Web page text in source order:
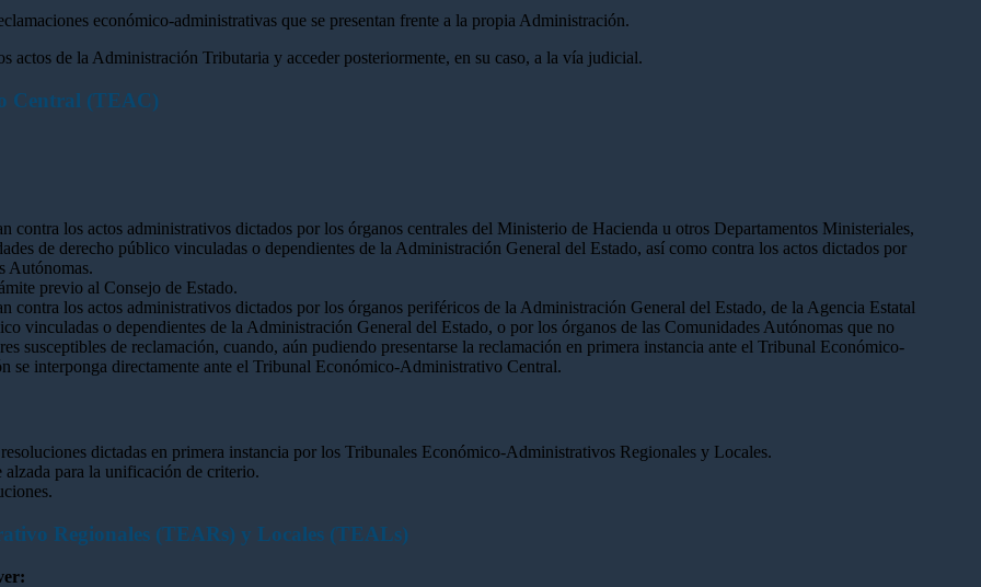
económico-administrativas que se presentan frente a la propia Administración.
actos de la Administración Tributaria y acceder posteriormente, en su caso, a la vía judicial.
Central (TEAC)
contra los actos administrativos dictados por los órganos centrales del Ministerio de Hacienda u otros Departamentos Ministeriales,
de derecho público vinculadas o dependientes de la Administración General del Estado, así como contra los actos dictados por
Autónomas.
previo al Consejo de Estado.
contra los actos administrativos dictados por los órganos periféricos de la Administración General del Estado, de la Agencia Estatal
vinculadas o dependientes de la Administración General del Estado, o por los órganos de las Comunidades Autónomas que no
susceptibles de reclamación, cuando, aún pudiendo presentarse la reclamación en primera instancia ante el Tribunal Económico-
interponga directamente ante el Tribunal Económico-Administrativo Central.
dictadas en primera instancia por los Tribunales Económico-Administrativos Regionales y Locales.
para la unificación de criterio.
Regionales (TEARs) y Locales (TEALs)